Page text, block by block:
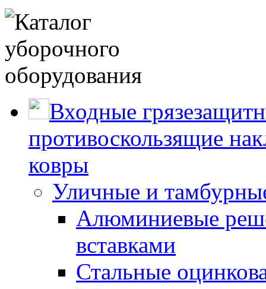
Входные
противоскользящие
ковры
Уличные и
Алюминиевые
вставками
Стальные